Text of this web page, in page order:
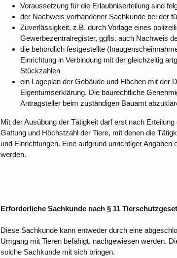
Voraussetzung für die Erlaubniserteilung sind
der Nachweis vorhandener Sachkunde bei der
Zuverlässigkeit, z.B. durch Vorlage eines
Gewerbezentralregister, ggfls. auch Nachweis
die behördlich festgestellte
Einrichtung in Verbindung mit der gleichzeitig
Stückzahlen
ein Lageplan der Gebäude und Flächen mit der
Eigentumserklärung. Die baurechtliche
Antragsteller beim zuständigen Bauamt
Mit der Ausübung der Tätigkeit darf erst nach
Gattung und Höchstzahl der Tiere, mit denen die
und Einrichtungen. Eine aufgrund unrichtiger
werden.
Erforderliche Sachkunde nach § 11
Diese Sachkunde kann entweder durch eine
Umgang mit Tieren befähigt, nachgewiesen werden.
solche Sachkunde mit sich bringen.